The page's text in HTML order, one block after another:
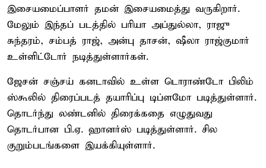
இசையமைப்பாளர் தமன் இசையமைத்து வருகிறார்.
மேலும் இந்தப் படத்தில் பரியா அப்துல்லா, ராஜு
சுந்தரம், சம்பத் ராஜ், அன்பு தாசன், ஷீலா ராஜ்குமார்
உள்ளிட்டோர் நடித்துள்ளார்கள்.
ஜேசன் சஞ்சய் கனடாவில் உள்ள டொராண்டோ பிலிம்
ஸ்கூலில் திரைப்படத் தயாரிப்பு டிப்ளமோ படித்துள்ளார்.
தொடர்ந்து லண்டனில் திரைக்கதை எழுதுவது
தொடர்பான பி.ஏ. ஹானர்ஸ் படித்துள்ளார். சில
குறும்படங்களை இயக்கியுள்ளார்.